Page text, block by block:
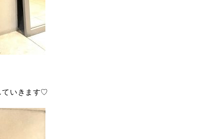
ていきます♡